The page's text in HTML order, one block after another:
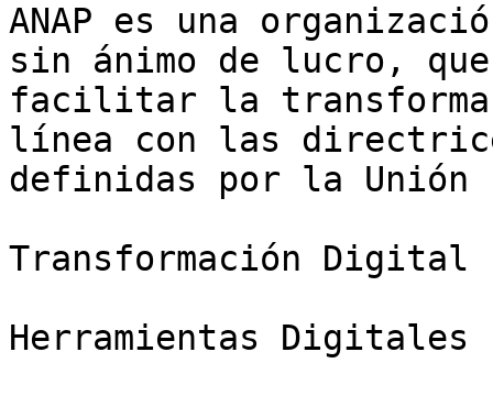
ANAP es una
sin ánimo de lucro,
facilitar la
línea con las
definidas por la Unión
Transformación Digital
Herramientas Digitales